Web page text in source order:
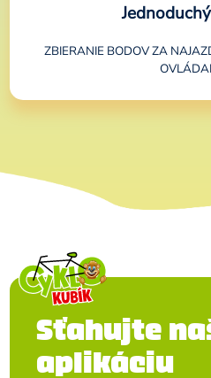
ZBIERANIE BODOV ZA
Sťahujte
aplikáciu